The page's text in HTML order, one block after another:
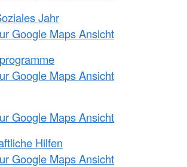
Jahr
Google Maps Ansicht
Google Maps Ansicht
Google Maps Ansicht
Hilfen
Google Maps Ansicht